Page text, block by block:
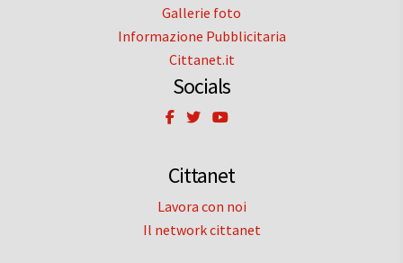
Gallerie foto
Informazione Pubblicitaria
Cittanet.it
Socials
Cittanet
Lavora con noi
Il network cittanet